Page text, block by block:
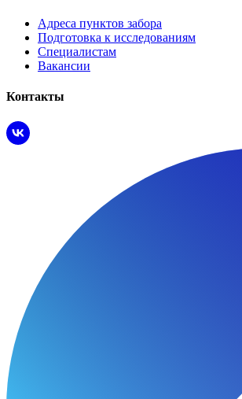
Адреса пунктов забора
Подготовка к исследованиям
Специалистам
Вакансии
Контакты